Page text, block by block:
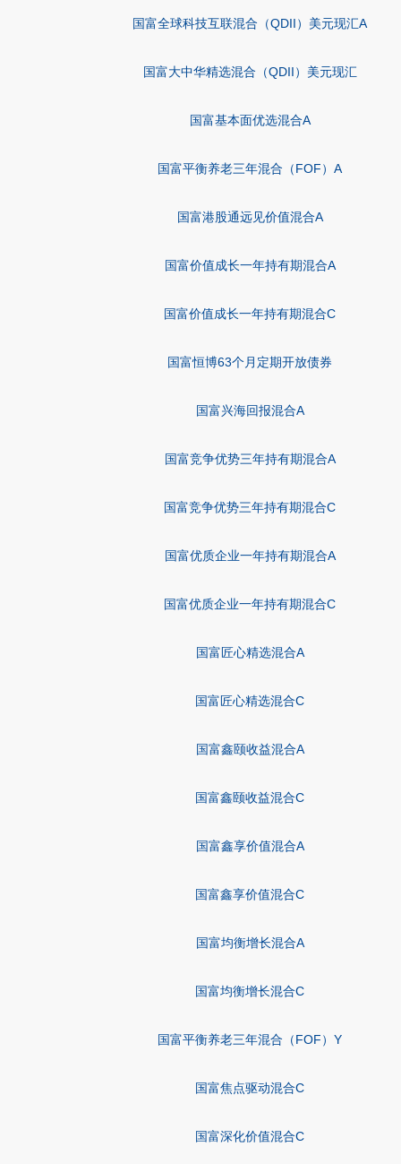
国富全球科技互联混合（QDII）美元现汇A
国富大中华精选混合（QDII）美元现汇
国富基本面优选混合A
国富平衡养老三年混合（FOF）A
国富港股通远见价值混合A
国富价值成长一年持有期混合A
国富价值成长一年持有期混合C
国富恒博63个月定期开放债券
国富兴海回报混合A
国富竞争优势三年持有期混合A
国富竞争优势三年持有期混合C
国富优质企业一年持有期混合A
国富优质企业一年持有期混合C
国富匠心精选混合A
国富匠心精选混合C
国富鑫颐收益混合A
国富鑫颐收益混合C
国富鑫享价值混合A
国富鑫享价值混合C
国富均衡增长混合A
国富均衡增长混合C
国富平衡养老三年混合（FOF）Y
国富焦点驱动混合C
国富深化价值混合C